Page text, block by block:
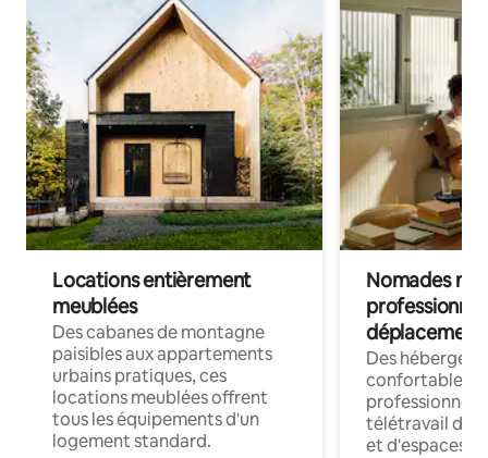
Locations entièrement
meublées
Des cabanes de montagne
paisibles aux appartements
urbains pratiques, ces
locations meublées offrent
tous les équipements d'un
logement standard.
Nomades
déplacement
Des
confortables
professionnels
télétravail
et d'espaces